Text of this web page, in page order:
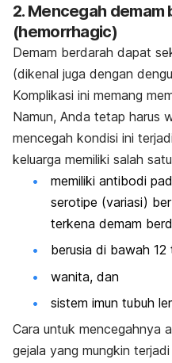
2. Mencegah demam
(hemorrhagic)
Demam berdarah dapat
(dikenal juga dengan d
Komplikasi ini memang
Namun, Anda tetap harus
mencegah kondisi ini
keluarga memiliki salah
memiliki antibodi
serotipe (variasi)
terkena demam
berusia di bawah 12
wanita, dan
sistem imun tubuh
Cara untuk mencegahnya
gejala yang mungkin